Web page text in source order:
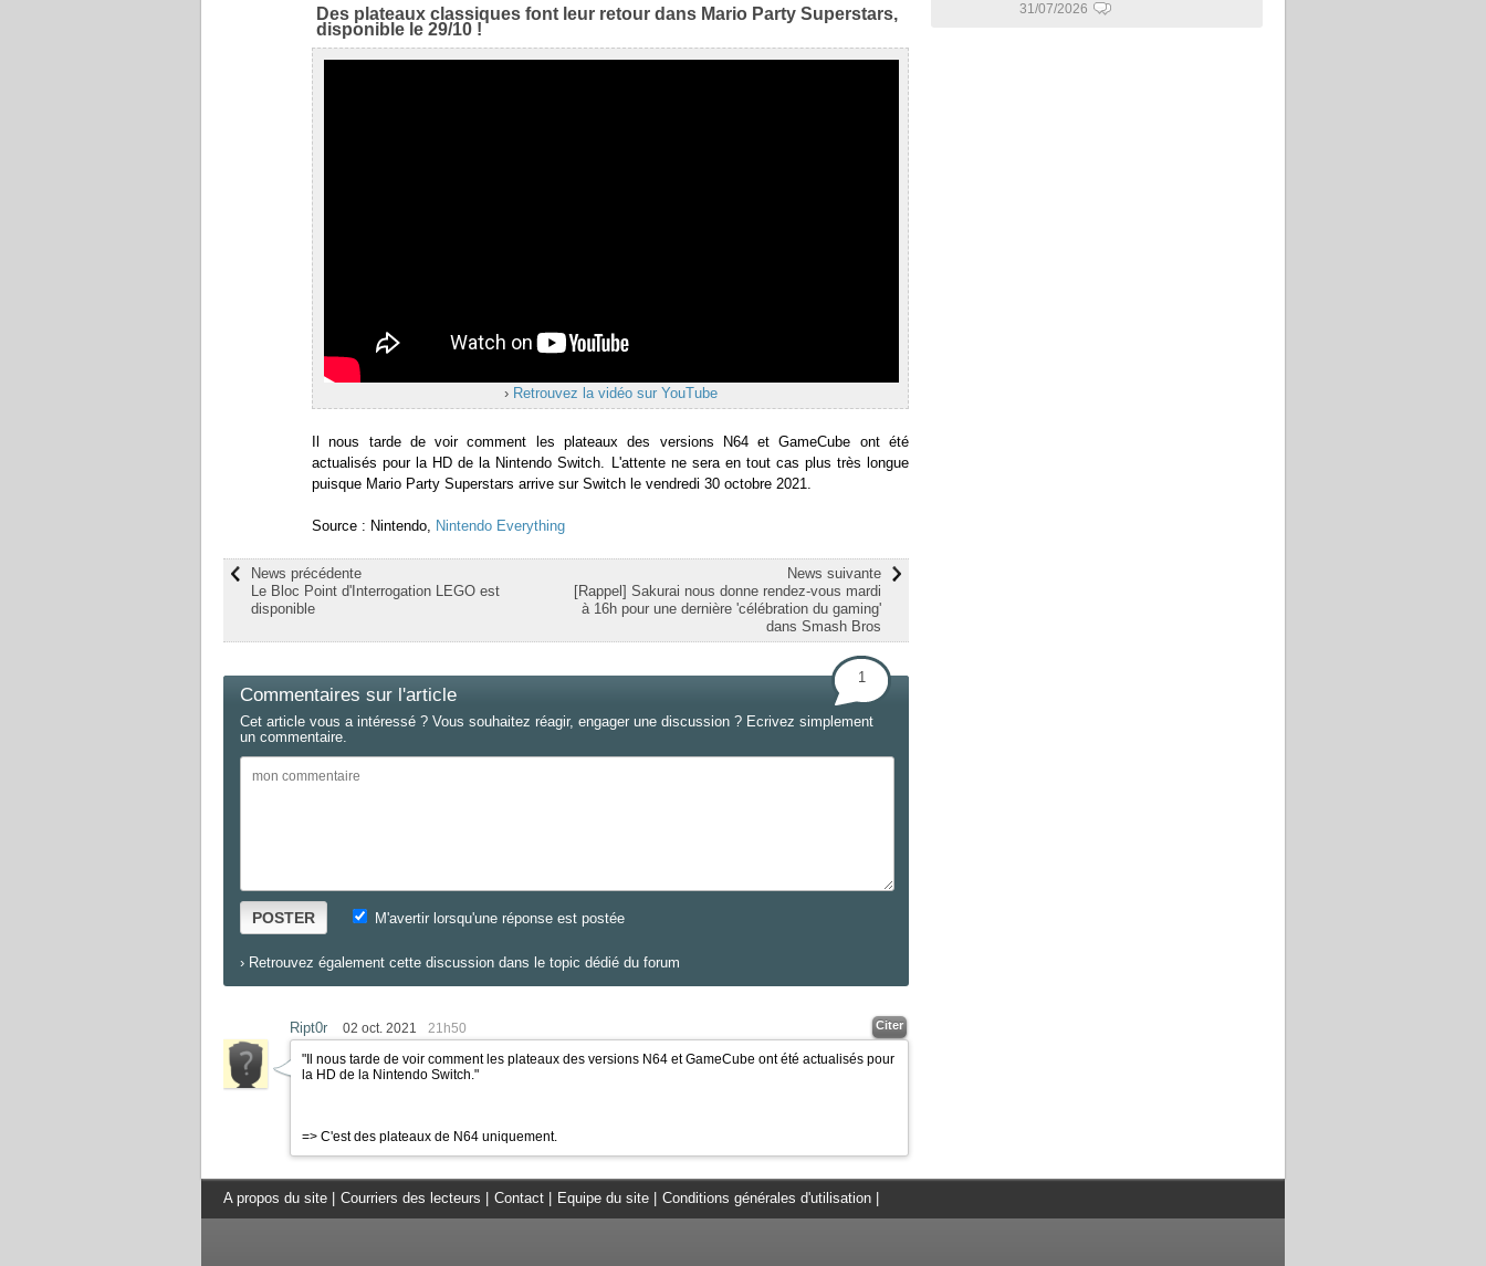
Des plateaux classiques font leur retour dans Mario Party Superstars,
disponible le 29/10 !
› Retrouvez la vidéo sur YouTube
Il nous tarde de voir comment les plateaux des versions N64 et GameCube ont été
actualisés pour la HD de la Nintendo Switch. L'attente ne sera en tout cas plus très longue
puisque Mario Party Superstars arrive sur Switch le vendredi 30 octobre 2021.
Source : Nintendo, Nintendo Everything
News suivante
[Rappel] Sakurai nous donne rendez-vous mardi
à 16h pour une dernière 'célébration du gaming'
dans Smash Bros
News précédente
Le Bloc Point d'Interrogation LEGO est
disponible
Commentaires sur l'article
1
Cet article vous a intéressé ? Vous souhaitez réagir, engager une discussion ? Ecrivez simplement
un commentaire.
POSTER M'avertir lorsqu'une réponse est postée
› Retrouvez également cette discussion dans le topic dédié du forum
Ript0r 02 oct. 2021 21h50 Citer
"Il nous tarde de voir comment les plateaux des versions N64 et GameCube ont été actualisés pour
la HD de la Nintendo Switch."
=> C'est des plateaux de N64 uniquement.
31/07/2026
A propos du site Courriers des lecteurs Contact Equipe du site Conditions générales d'utilisation